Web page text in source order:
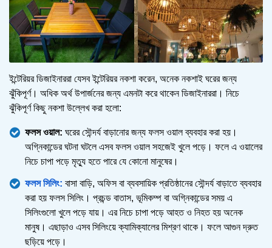
ইন্টেরিয়র ডিজাইনাররা যেসব ইন্টেরিয়র নকশা করেন, অনেক নকশাই ঘরের জন্য
ঝুঁকিপূর্ণ। অধিক অর্থ উপার্জনের জন্য এমনটা করে থাকেন ডিজাইনাররা। নিচে
ঝুঁকিপূর্ণ কিছু নকশা উল্লেখ করা হলো:
ফলস ওয়াল: ঘরের সৌন্দর্য বাড়ানোর জন্য ফলস ওয়াল ব্যবহার করা হয়।
অগ্নিকান্ডের ঘটনা ঘটলে এসব ফলস ওয়াল সহজেই খুলে পড়ে। ফলে এ ওয়ালের
নিচে চাপা পড়ে মৃত্যু হতে পারে যে কোনো মানুষের।
ফলস সিলিং: বাসা বাড়ি, অফিস বা ব্যবসায়িক প্রতিষ্ঠানের সৌন্দর্য বাড়াতে ব্যবহার
করা হয় ফলস সিলিং। প্রচন্ড বাতাস, ভূমিকম্প বা অগ্নিকান্ডের সময় এ
সিলিংগুলো খুলে পড়ে যায়। এর নিচে চাপা পড়ে আহত ও নিহত হয় অনেক
মানুষ। এছাড়াও এসব সিলিংয়ে ক্যামিক্যালের মিশ্রণ থাকে। ফলে আগুন দ্রুত
ছড়িয়ে পড়ে।